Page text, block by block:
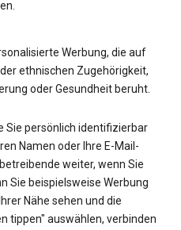
Werbung, die auf
ethnischen Zugehörigkeit,
oder Gesundheit beruht.
Sie persönlich identifizierbar
Namen oder Ihre E-Mail-
weiter, wenn Sie
Sie beispielsweise Werbung
Nähe sehen und die
tippen" auswählen, verbinden